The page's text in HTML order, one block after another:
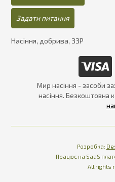
Задати питання
Насіння, добрива, ЗЗР
Мир насіння - засоби
насіння. Безкоштовна
Розробка:
Працює на SaaS
All rights